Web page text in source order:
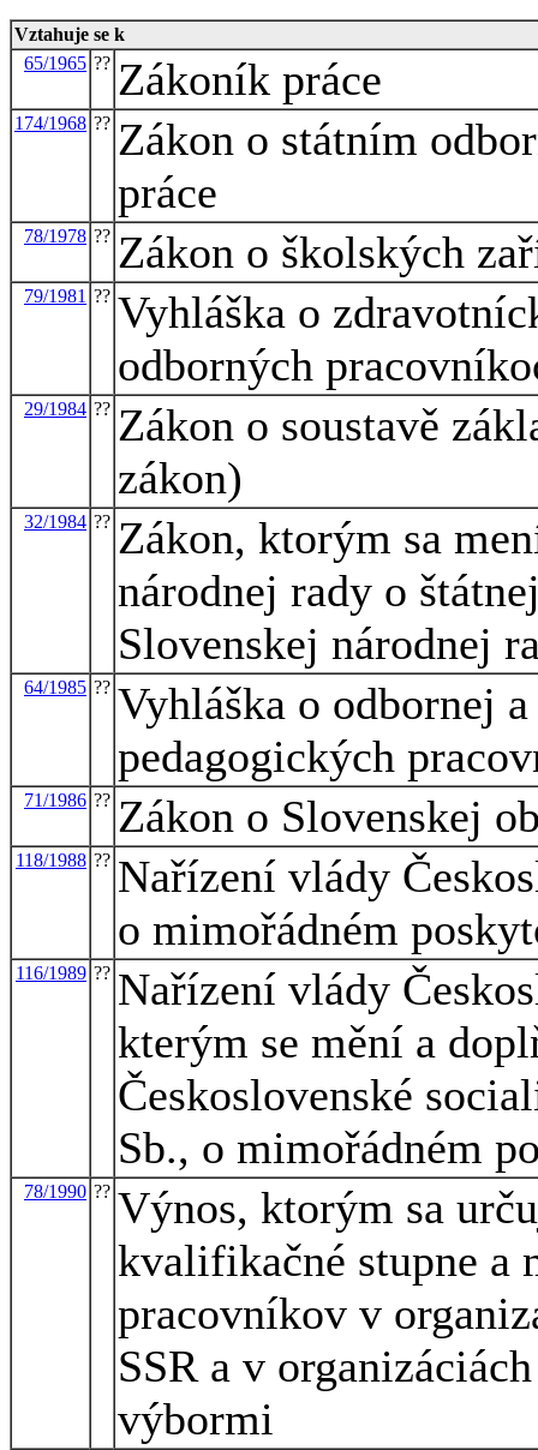
Vztahuje se k
65/1965 ?? Zákoník práce
174/1968 ?? Zákon o státním
práce
78/1978 ?? Zákon o školských
79/1981 ?? Vyhláška o
odborných
29/1984 ?? Zákon o soustavě
zákon)
32/1984 ?? Zákon, ktorým sa
národnej rady o
Slovenskej národnej
64/1985 ?? Vyhláška o odbornej
pedagogických
71/1986 ?? Zákon o Slovenskej
118/1988 ?? Nařízení vlády
o mimořádném
116/1989 ?? Nařízení vlády
kterým se mění a
Československé
Sb., o mimořádném
78/1990 ?? Výnos, ktorým sa
kvalifikačné stupne a
pracovníkov v
SSR a v
výbormi